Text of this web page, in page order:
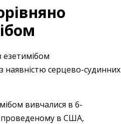
езетимібом
наявністю серцево-судинних
вивчалися в 6-
проведеному в США,